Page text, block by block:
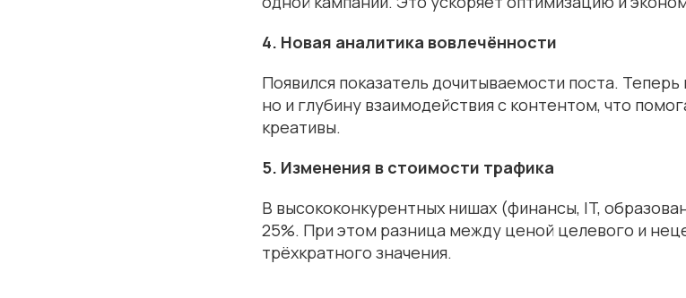
4. Новая аналитика вовлечённости
Появился показатель дочитываемости поста.
но и глубину взаимодействия с контентом, что
креативы.
5. Изменения в стоимости трафика
В высококонкурентных нишах (финансы, IT,
25%. При этом разница между ценой целевого и
трёхкратного значения.